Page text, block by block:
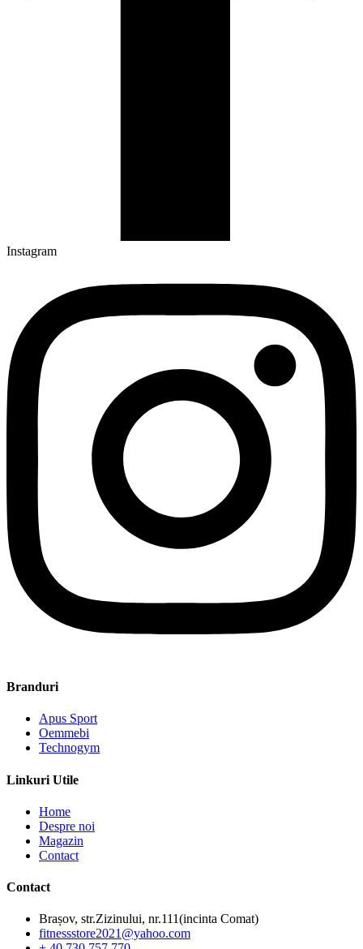
Instagram
Branduri
Apus Sport
Oemmebi
Technogym
Linkuri Utile
Home
Despre noi
Magazin
Contact
Contact
Brașov, str.Zizinului, nr.111(incinta Comat)
fitnessstore2021@yahoo.com